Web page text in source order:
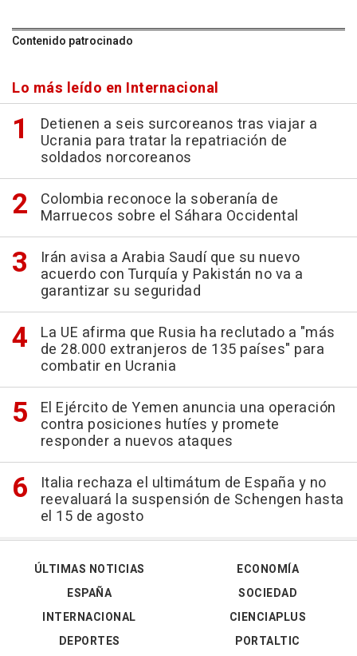
Contenido patrocinado
Lo más leído en Internacional
Detienen a seis surcoreanos tras viajar a
Ucrania para tratar la repatriación de
soldados norcoreanos
Colombia reconoce la soberanía de
Marruecos sobre el Sáhara Occidental
Irán avisa a Arabia Saudí que su nuevo
acuerdo con Turquía y Pakistán no va a
garantizar su seguridad
La UE afirma que Rusia ha reclutado a "más
de 28.000 extranjeros de 135 países" para
combatir en Ucrania
El Ejército de Yemen anuncia una operación
contra posiciones hutíes y promete
responder a nuevos ataques
Italia rechaza el ultimátum de España y no
reevaluará la suspensión de Schengen hasta
el 15 de agosto
ÚLTIMAS NOTICIAS
ESPAÑA
INTERNACIONAL
DEPORTES
ECONOMÍA
SOCIEDAD
CIENCIAPLUS
PORTALTIC